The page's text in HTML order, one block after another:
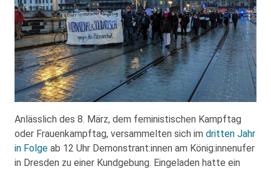
Anlässlich des 8. März, dem feministischen Kampftag
oder Frauenkampftag, versammelten sich im dritten Jahr
in Folge ab 12 Uhr Demonstrant:innen am König:innenufer
in Dresden zu einer Kundgebung. Eingeladen hatte ein